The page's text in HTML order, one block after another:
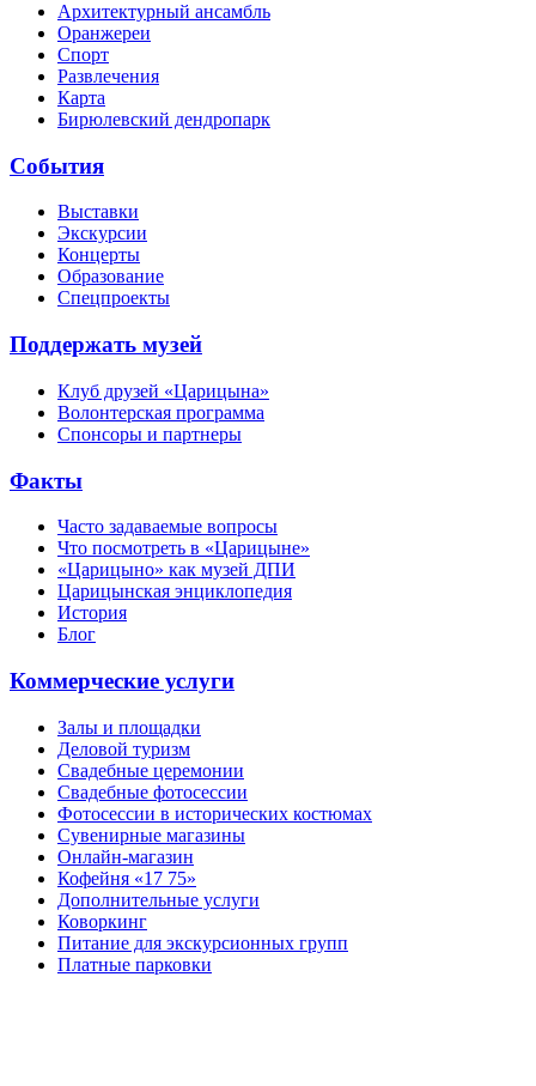
Архитектурный ансамбль
Оранжереи
Спорт
Развлечения
Карта
Бирюлевский дендропарк
События
Выставки
Экскурсии
Концерты
Образование
Спецпроекты
Поддержать музей
Клуб друзей «Царицына»
Волонтерская программа
Спонсоры и партнеры
Факты
Часто задаваемые вопросы
Что посмотреть в «Царицыне»
«Царицыно» как музей ДПИ
Царицынская энциклопедия
История
Блог
Коммерческие услуги
Залы и площадки
Деловой туризм
Свадебные церемонии
Свадебные фотосессии
Фотосессии в исторических костюмах
Сувенирные магазины
Онлайн-магазин
Кофейня «17 75»
Дополнительные услуги
Коворкинг
Питание для экскурсионных групп
Платные парковки